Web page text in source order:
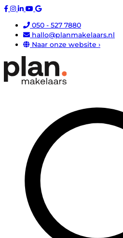
050 - 527 7880
hallo@planmakelaars.nl
Naar onze website ›